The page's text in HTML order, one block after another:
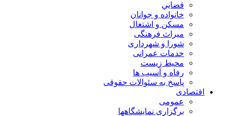
قضايي
خانواده و جوانان
مسكن و اشتغال
میراث فرهنگی
شورا و شهرداری
خدمات عمرانی
محیط زیست
رفاه و آسیب ها
پاسخ به سئوالات حقوقی
اقتصادی
عمومی
برگزاری نمایشگاهها